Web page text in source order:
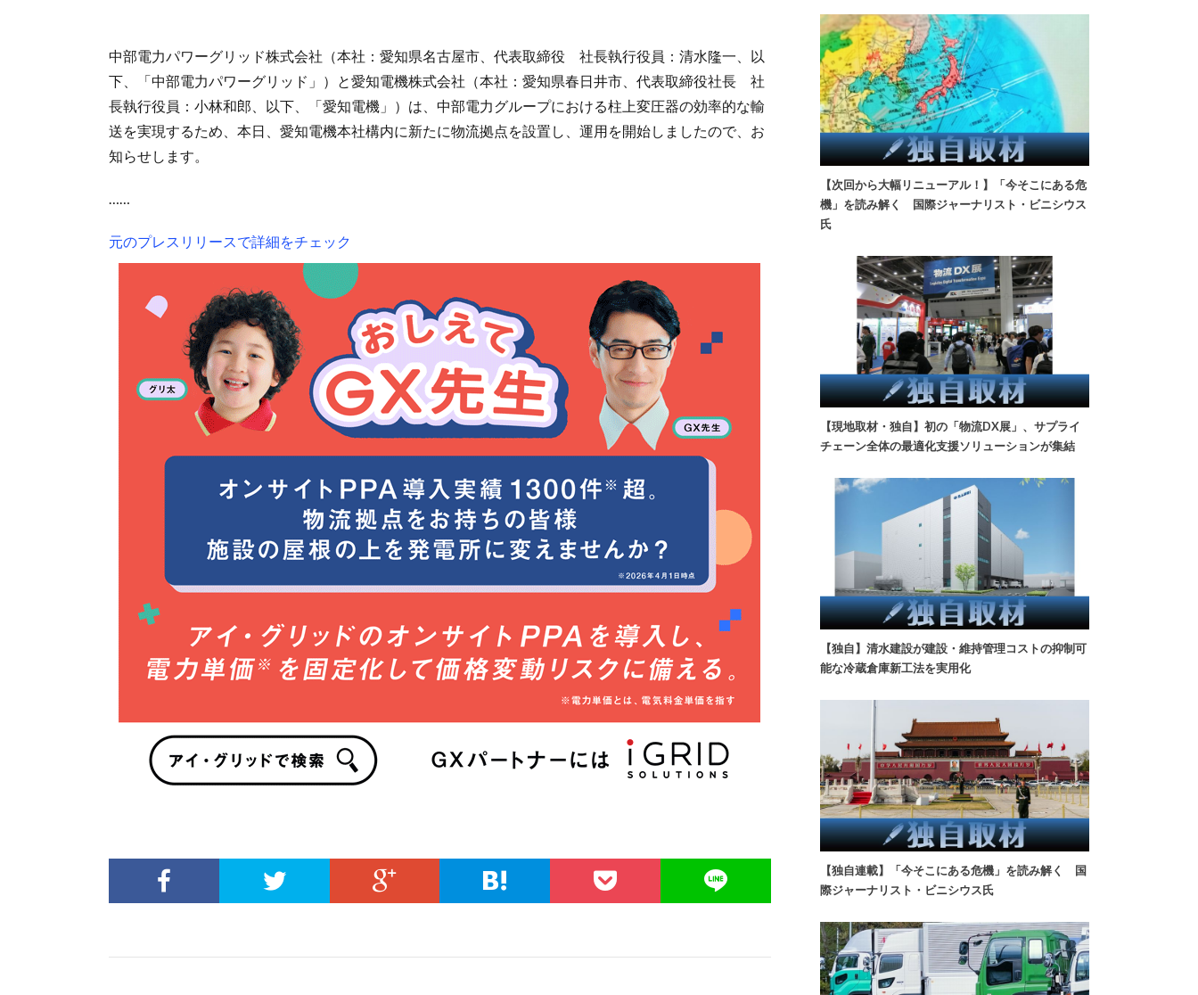
中部電力パワーグリッド株式会社（本社：愛知県名古屋市、代表取締役 社長執行役員：清水隆一、以
下、「中部電力パワーグリッド」）と愛知電機株式会社（本社：愛知県春日井市、代表取締役社長 社
長執行役員：小林和郎、以下、「愛知電機」）は、中部電力グループにおける柱上変圧器の効率的な輸
送を実現するため、本日、愛知電機本社構内に新たに物流拠点を設置し、運用を開始しましたので、お
知らせします。
……
元のプレスリリースで詳細をチェック
【次回から大幅リニューアル！】「今そこにある危
機」を読み解く 国際ジャーナリスト・ビニシウス
氏
【現地取材・独自】初の「物流DX展」、サプライ
チェーン全体の最適化支援ソリューションが集結
【独自】清水建設が建設・維持管理コストの抑制可
能な冷蔵倉庫新工法を実用化
【独自連載】「今そこにある危機」を読み解く 国
際ジャーナリスト・ビニシウス氏